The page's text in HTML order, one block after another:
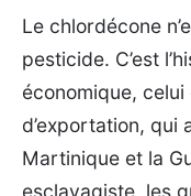
Le chlordécone
pesticide. C’est
économique,
d’exportation, qui
Martinique et la
esclavagiste, les